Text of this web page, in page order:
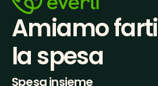
Amiamo farti
la spesa
Spesa insieme